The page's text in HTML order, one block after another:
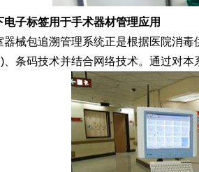
电子标签用于手术器材管理应用
器械包追溯管理系统正是根据医院消
条码技术并结合网络技术。通过对